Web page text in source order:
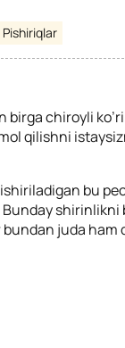
Pishiriqlar
birga chiroyli
qilishni
bu
juda ham